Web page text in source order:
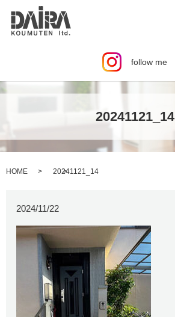
follow me
20241121_14
HOME 20241121_14
2024/11/22